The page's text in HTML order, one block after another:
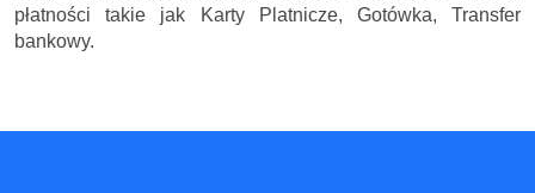
płatności takie jak Karty Platnicze, Gotówka, Transfer
bankowy.